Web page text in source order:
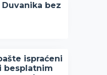
bez
ispraćeni
besplatnim